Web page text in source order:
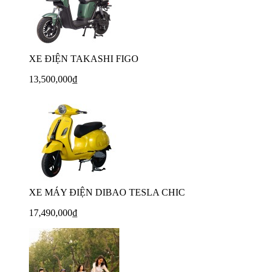
XE ĐIỆN TAKASHI FIGO
13,500,000₫
XE MÁY ĐIỆN DIBAO TESLA CHIC
17,490,000₫